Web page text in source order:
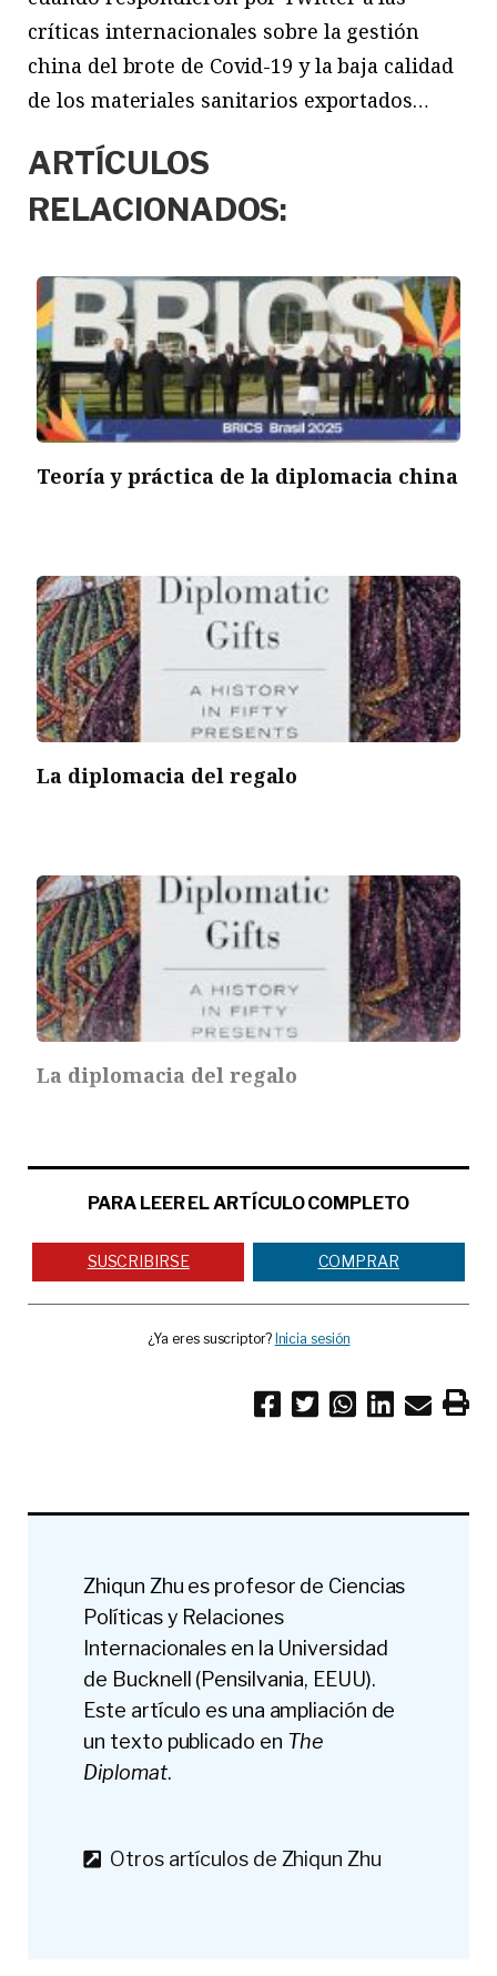
críticas internacionales sobre la gestión
china del brote de Covid-19 y la baja calidad
de los materiales sanitarios exportados…
ARTÍCULOS
RELACIONADOS:
Teoría y práctica de la diplomacia china
La diplomacia del regalo
La diplomacia del regalo
PARA LEER EL ARTÍCULO COMPLETO
SUSCRIBIRSE COMPRAR
¿Ya eres suscriptor? Inicia sesión
Zhiqun Zhu es profesor de Ciencias
Políticas y Relaciones
Internacionales en la Universidad
de Bucknell (Pensilvania, EEUU).
Este artículo es una ampliación de
un texto publicado en The
Diplomat.
Otros artículos de Zhiqun Zhu